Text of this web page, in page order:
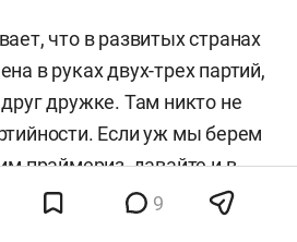
что в развитых странах
в руках двух-трех партий,
дружке. Там никто не
Если уж мы берем
праймериз, давайте и в
опыту, он не самый плохой.
9